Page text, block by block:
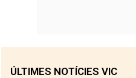
ÚLTIMES NOTÍCIES VIC